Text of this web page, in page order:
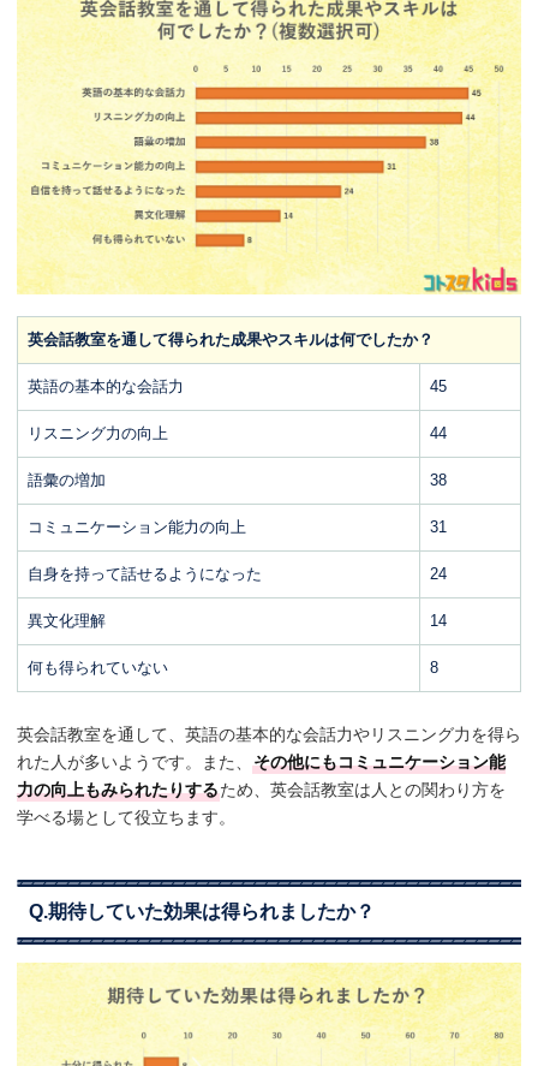
英会話教室を通して得られた成果やスキルは何でしたか？
英語の基本的な会話力 45
リスニング力の向上 44
語彙の増加 38
コミュニケーション能力の向上 31
自身を持って話せるようになった 24
異文化理解 14
何も得られていない 8
英会話教室を通して、英語の基本的な会話力やリスニング力を得ら
れた人が多いようです。また、 その他にもコミュニケーション能
力の向上もみられたりするため、英会話教室は人との関わり方を
学べる場として役立ちます。
Q.期待していた効果は得られましたか？